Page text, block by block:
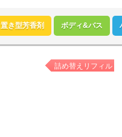
置き型芳香剤 ボディ&バス
詰め替えリフィル